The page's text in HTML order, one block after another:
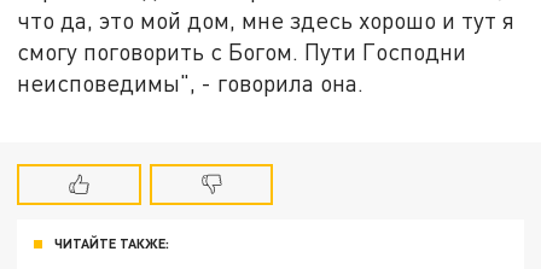
что да, это мой дом, мне здесь хорошо и тут я
смогу поговорить с Богом. Пути Господни
неисповедимы", - говорила она.
ЧИТАЙТЕ ТАКЖЕ: